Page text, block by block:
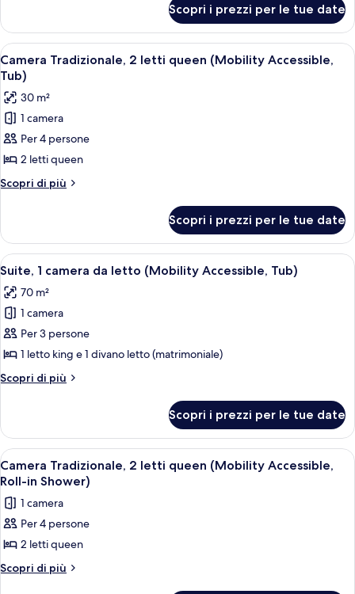
(Mobility/Hearing
Accessible,
Tub)
Tradizionale,
letti
queen
(Mobility/Hearing
Accessible,
Tub)
Scopri i prezzi per le tue date
Apri
tutte
le
foto
per
Camera
Tradizionale,
2
(Mobility
Accessible,
Tub)
Una camera d'albergo con un letto,
2
Camera Tradizionale, 2 letti queen (Mobility Accessible,
Tub)
30 m²
1 camera
Per 4 persone
2 letti queen
Scopri di più
Altri
Tradizionale,
letti
(Mobility
Accessible,
Scopri i prezzi per le tue date
Apri
tutte
le
foto
per
Suite,
1
camera
letto
(Mobility
Accessible,
Tub)
Una moderna camera d'albergo con
7
Suite, 1 camera da letto (Mobility Accessible, Tub)
70 m²
1 camera
Per 3 persone
1 letto king e 1 divano letto (matrimoniale)
Scopri di più
Altri
1
camera
da
letto
Accessible,
Tub)
Scopri i prezzi per le tue date
Apri
tutte
le
foto
per
Camera
Tradizionale,
Una camera d'albergo con un letto,
3
Camera Tradizionale, 2 letti queen (Mobility Accessible,
Roll-in Shower)
1 camera
Per 4 persone
2 letti queen
Scopri di più
Altri